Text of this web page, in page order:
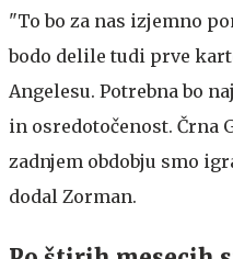
"To bo za nas izjemno
bodo delile tudi prve
Angelesu. Potrebna bo
in osredotočenost. Črna
zadnjem obdobju smo
dodal Zorman.